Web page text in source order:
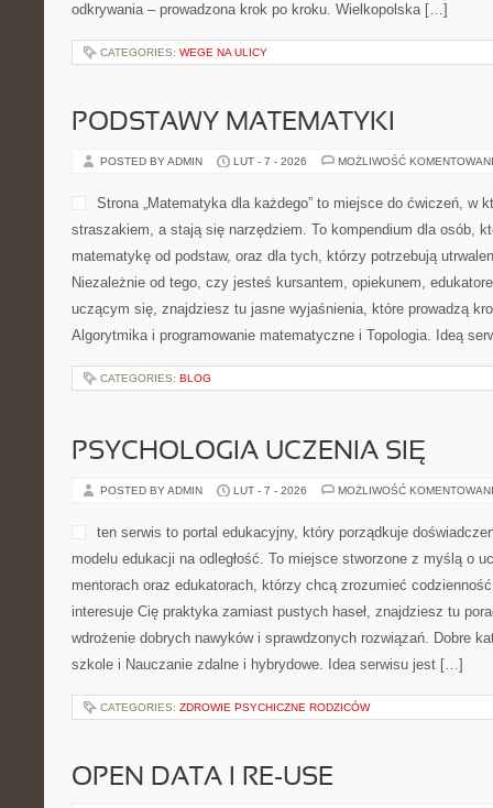
odkrywania – prowadzona krok po kroku. Wielkopolska […]
CATEGORIES: WEGE NA ULICY
PODSTAWY MATEMATYKI
POSTED BY ADMIN LUT - 7 - 2026 MOŻLIWOŚĆ
Strona „Matematyka dla każdego” to miejsce do ćwiczeń, w
straszakiem, a stają się narzędziem. To kompendium dla osób,
matematykę od podstaw, oraz dla tych, którzy potrzebują
Niezależnie od tego, czy jesteś kursantem, opiekunem,
uczącym się, znajdziesz tu jasne wyjaśnienia, które prowadzą
Algorytmika i programowanie matematyczne i Topologia. Ideą
CATEGORIES: BLOG
PSYCHOLOGIA UCZENIA SIĘ
POSTED BY ADMIN LUT - 7 - 2026 MOŻLIWOŚĆ
ten serwis to portal edukacyjny, który porządkuje
modelu edukacji na odległość. To miejsce stworzone z myślą o
mentorach oraz edukatorach, którzy chcą zrozumieć
interesuje Cię praktyka zamiast pustych haseł, znajdziesz tu
wdrożenie dobrych nawyków i sprawdzonych rozwiązań. Dobre
szkole i Nauczanie zdalne i hybrydowe. Idea serwisu jest […]
CATEGORIES: ZDROWIE PSYCHICZNE RODZICÓW
OPEN DATA I RE-USE